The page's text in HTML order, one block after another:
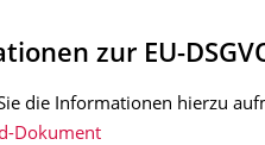
zur EU-
die Informationen hierzu
Dokument